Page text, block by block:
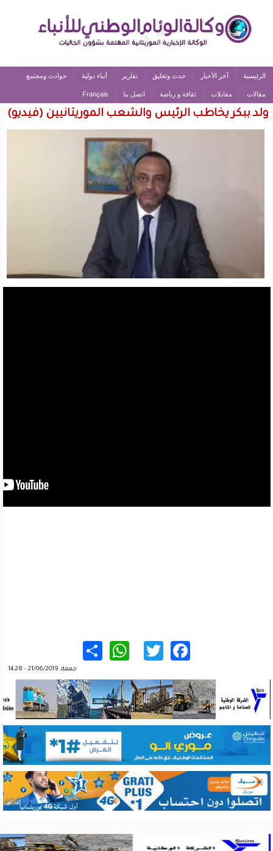
الرئيسية آخر الأخبار حدث وتعليق تقارير أنباء دولية حوادث ومجتمع
مقالات مقابلات ثقافة و رياضة اتصل بنا Français
ولد ببكر يخاطب الرئيس والشعب الموريتانيين (فيديو)
Facebook
Twitter
WhatsApp
جمعة, 21/06/2019 - 14:28